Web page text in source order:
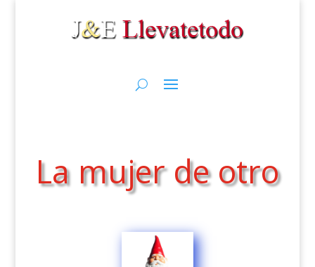
La mujer de otro